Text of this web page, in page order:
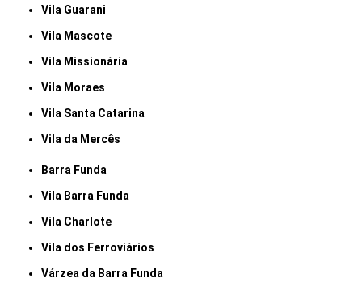
Vila Guarani
Vila Mascote
Vila Missionária
Vila Moraes
Vila Santa Catarina
Vila da Mercês
Barra Funda
Vila Barra Funda
Vila Charlote
Vila dos Ferroviários
Várzea da Barra Funda